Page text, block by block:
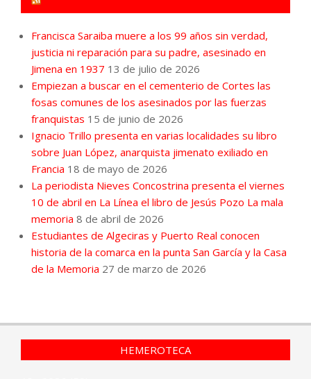
Francisca Saraiba muere a los 99 años sin verdad,
justicia ni reparación para su padre, asesinado en
Jimena en 1937 13 de julio de 2026
Empiezan a buscar en el cementerio de Cortes las
fosas comunes de los asesinados por las fuerzas
franquistas 15 de junio de 2026
Ignacio Trillo presenta en varias localidades su libro
sobre Juan López, anarquista jimenato exiliado en
Francia 18 de mayo de 2026
La periodista Nieves Concostrina presenta el viernes
10 de abril en La Línea el libro de Jesús Pozo La mala
memoria 8 de abril de 2026
Estudiantes de Algeciras y Puerto Real conocen
historia de la comarca en la punta San García y la Casa
de la Memoria 27 de marzo de 2026
HEMEROTECA